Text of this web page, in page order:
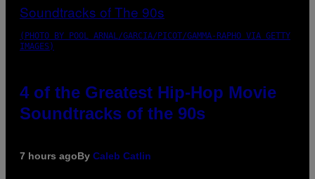
(PHOTO BY POOL ARNAL/GARCIA/PICOT/GAMMA-RAPHO VIA GETTY
IMAGES)
4 of the Greatest Hip-Hop Movie
Soundtracks of the 90s
7 hours agoBy Caleb Catlin